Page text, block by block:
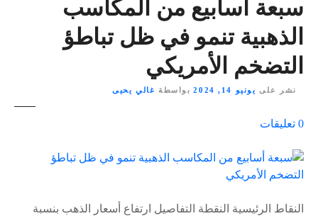
سبعة أسابيع من المكاسب
الذهبية تنمو في ظل تباطؤ
التضخم الأمريكي
نشر على يونيو 14, 2024 بواسطة غالي يحيى
0 تعليقات
ى
٪
النقاط الرئيسية النقطة التفاصيل ارتفاع أسعار الذهب بنسبة